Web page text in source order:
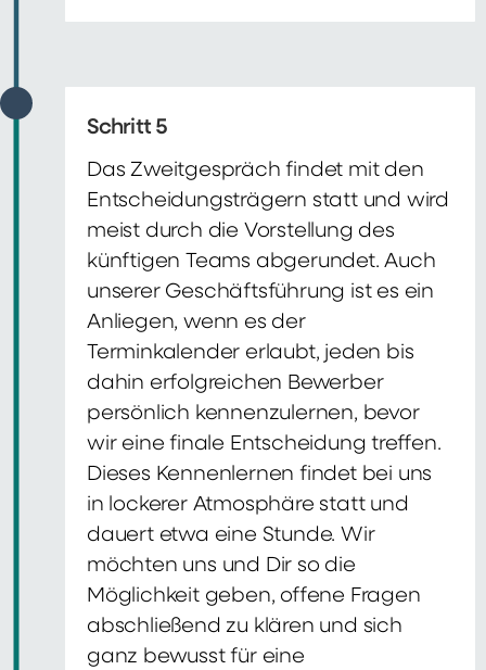
Schritt 5
Das Zweitgespräch findet mit den
Entscheidungsträgern statt und wird
meist durch die Vorstellung des
künftigen Teams abgerundet. Auch
unserer Geschäftsführung ist es ein
Anliegen, wenn es der
Terminkalender erlaubt, jeden bis
dahin erfolgreichen Bewerber
persönlich kennenzulernen, bevor
wir eine finale Entscheidung treffen.
Dieses Kennenlernen findet bei uns
in lockerer Atmosphäre statt und
dauert etwa eine Stunde. Wir
möchten uns und Dir so die
Möglichkeit geben, offene Fragen
abschließend zu klären und sich
ganz bewusst für eine